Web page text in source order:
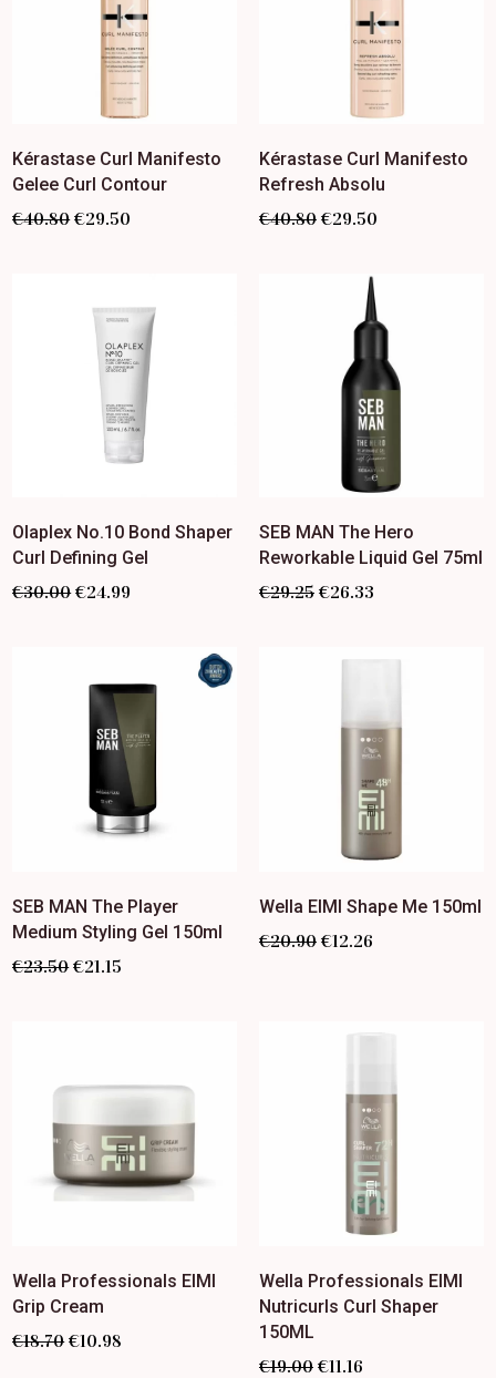
Kérastase Curl Manifesto
Gelee Curl Contour
€40.80 €29.50
Kérastase Curl Manifesto
Refresh Absolu
€40.80 €29.50
Olaplex No.10 Bond Shaper
Curl Defining Gel
€30.00 €24.99
SEB MAN The Hero
Reworkable Liquid Gel 75ml
€29.25 €26.33
SEB MAN The Player
Medium Styling Gel 150ml
€23.50 €21.15
Wella EIMI Shape Me 150ml
€20.90 €12.26
Wella Professionals EIMI
Grip Cream
€18.70 €10.98
Wella Professionals EIMI
Nutricurls Curl Shaper
150ML
€19.00 €11.16